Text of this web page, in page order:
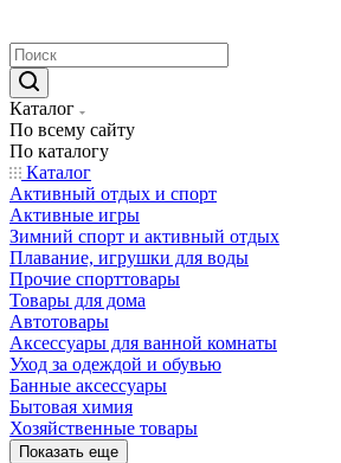
Каталог
По всему сайту
По каталогу
Каталог
Активный отдых и спорт
Активные игры
Зимний спорт и активный отдых
Плавание, игрушки для воды
Прочие спорттовары
Товары для дома
Автотовары
Аксессуары для ванной комнаты
Уход за одеждой и обувью
Банные аксессуары
Бытовая химия
Хозяйственные товары
Показать еще